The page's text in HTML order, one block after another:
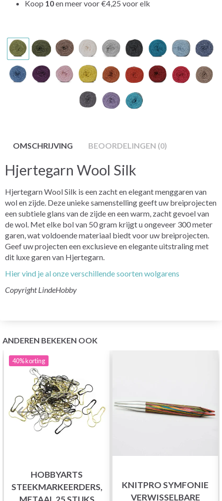
Koop 10en meer voor€4,25 voor elk
OMSCHRIJVING BEOORDELINGEN (0)
Hjertegarn Wool Silk
Hjertegarn Wool Silk is een zacht en elegant menggaren van
wol en zijde. Deze unieke samenstelling geeft uw breiprojecten
een subtiele glans van de zijde en een warm, zacht gevoel van
de wol. Met elke bol van 50 gram krijgt u ongeveer 300 meter
garen, wat voldoende materiaal biedt voor uw breiprojecten.
Geef uw projecten een exclusieve en elegante uitstraling met
dit luxe garen van Hjertegarn.
Hier vind je al onze verschillende soorten wolgarens
Copyright LindeHobby
ANDEREN BEKEKEN OOK
40%korting
HOBBYARTS
STEEKMARKEERDERS,
KNITPRO SYMFONIE
VERWISSELBARE